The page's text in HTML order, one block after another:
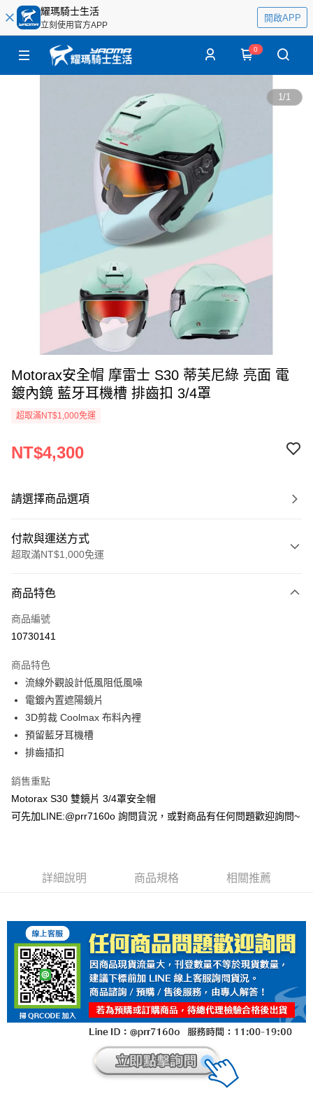
耀瑪騎士生活
立刻使用官方APP
開啟APP
0
1/1
Motorax安全帽 摩雷士 S30 蒂芙尼綠 亮面 電
鍍內鏡 藍牙耳機槽 排齒扣 3/4罩
超取滿NT$1,000免運
NT$4,300
請選擇商品選項
付款與運送方式
超取滿NT$1,000免運
信用卡一次付款
超商取貨付款
ATM付款
運送方式
全家取貨付款(安全帽一頂以上請選宅配)
每筆NT$60，滿NT$1,000(含以上)免運費
7-11取貨付款(安全帽一頂以上請選宅配)
每筆NT$60，滿NT$1,000(含以上)免運費
商品特色
商品編號
10730141
商品特色
流線外觀設計低風阻低風噪
電鍍內置遮陽鏡片
3D剪裁 Coolmax 布料內裡
預留藍牙耳機槽
排齒插扣
銷售重點
Motorax S30 雙鏡片 3/4罩安全帽
可先加LINE:@prr7160o 詢問貨況，或對商品有任何問題歡迎詢問~
詳細說明 商品規格 相關推薦